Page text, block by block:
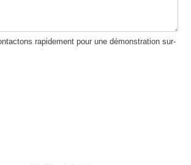
rapidement pour une démonstration sur-